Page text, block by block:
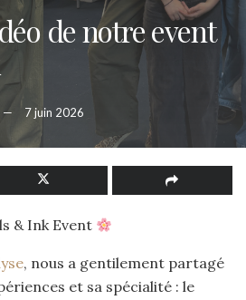
de notre event
7 juin 2026
& Ink Event
, nous a gentilement partagé
et sa spécialité : le